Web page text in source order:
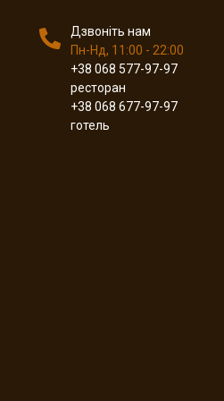
Дзвоніть нам
Пн-Нд, 11:00 - 22:00
+38 068 577-97-97
ресторан
+38 068 677-97-97
готель